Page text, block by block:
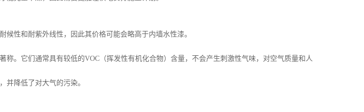
性和耐紫外线性，因此其价格可能会略高于内墙水性漆。
。它们通常具有较低的VOC（挥发性有机化合物）含量，不会产生刺激性气味，对空气质量和人
降低了对大气的污染。